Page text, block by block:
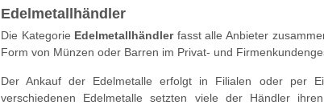
Edelmetallhändler
Die Kategorie Edelmetallhändlerfasst alle Anbieter
Form von Münzen oder Barren im Privat- und
Der Ankauf der Edelmetalle erfolgt in Filialen oder per
verschiedenen Edelmetalle setzten viele der Händler